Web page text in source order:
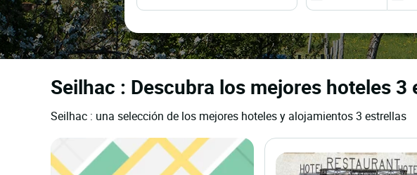
Seilhac : Descubra los mejores hoteles 3
Seilhac : una selección de los mejores hoteles y alojamientos 3 estrellas